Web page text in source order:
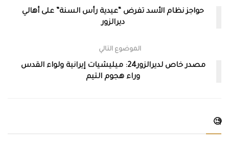
حواجز نظام الأسد تفرض “عيدية رأس السنة” على أهالي
ديرالزور
الموضوع التالي
مصدر خاص لديرالزور24: ميليشيات إيرانية ولواء القدس
وراء هجوم التيم
🧐